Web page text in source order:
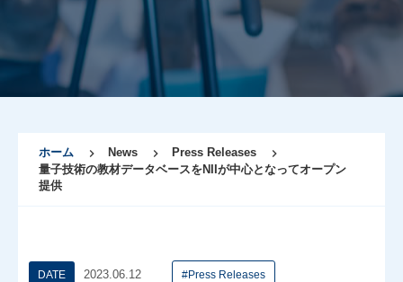
ホーム News
Press Releases
量子技術の教材データベースをNIIが中心となってオープン
提供
DATE 2023.06.12 #Press Releases